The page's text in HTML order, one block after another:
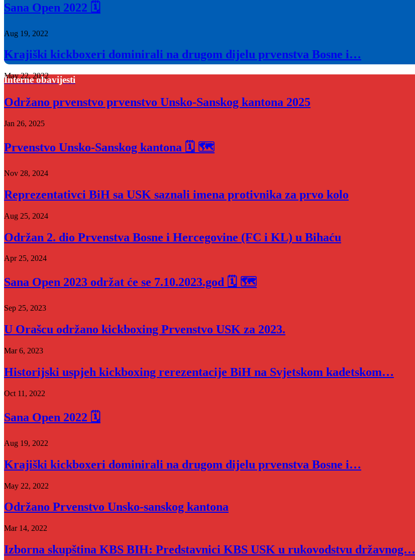
Sana Open 2022 🗓
Aug 19, 2022
Krajiški kickboxeri dominirali na drugom dijelu prvenstva Bosne i…
May 22, 2022
Interne obavijesti
Održano prvenstvo prvenstvo Unsko-Sanskog kantona 2025
Jan 26, 2025
Prvenstvo Unsko-Sanskog kantona 🗓 🗺
Nov 28, 2024
Reprezentativci BiH sa USK saznali imena protivnika za prvo kolo
Aug 25, 2024
Održan 2. dio Prvenstva Bosne i Hercegovine (FC i KL) u Bihaću
Apr 25, 2024
Sana Open 2023 održat će se 7.10.2023.god 🗓 🗺
Sep 25, 2023
U Orašcu održano kickboxing Prvenstvo USK za 2023.
Mar 6, 2023
Historijski uspjeh kickboxing rerezentacije BiH na Svjetskom kadetskom…
Oct 11, 2022
Sana Open 2022 🗓
Aug 19, 2022
Krajiški kickboxeri dominirali na drugom dijelu prvenstva Bosne i…
May 22, 2022
Održano Prvenstvo Unsko-sanskog kantona
Mar 14, 2022
Izborna skupština KBS BIH: Predstavnici KBS USK u rukovodstvu državnog…